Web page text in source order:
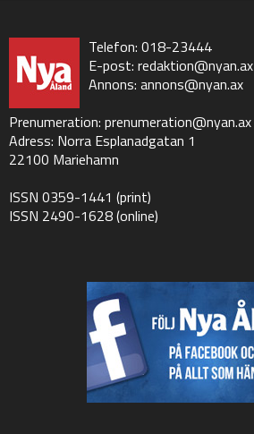
Telefon: 018-23444
E-post: redaktion@nyan.ax
Annons: annons@nyan.ax
Prenumeration: prenumeration@nyan.ax
Adress: Norra Esplanadgatan 1
22100 Mariehamn
ISSN 0359-1441 (print)
ISSN 2490-1628 (online)